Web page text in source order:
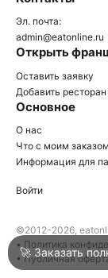
Войти
Написать в
Эл. почта:
admin@eatonline.ru
Открыть
Оставить заявку
Добавить
Основное
О нас
Что с моим
Информация для
Войти
©2012-2026,
• Политика
• Публичная
🚀 Заказать